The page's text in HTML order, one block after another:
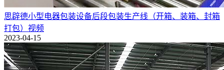
思辟德小型电器包装设备后段包装生产线（开箱、装箱、封箱
打包）视频
2023-04-15